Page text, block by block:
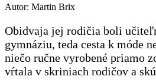
Autor: Martin Brix
Obidvaja jej rodičia boli
gymnáziu, teda cesta k móde
niečo ručne vyrobené priamo
vŕtala v skriniach rodičov a